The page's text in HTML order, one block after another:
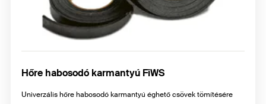
Hőre habosodó karmantyú FiWS
Univerzális hőre habosodó karmantyú éghető csövek tömítésére